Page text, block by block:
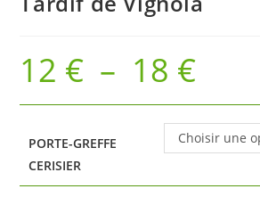
12 € – 18 €Plage
à
18 €
PORTE-GREFFE
CERISIER
Choisir une